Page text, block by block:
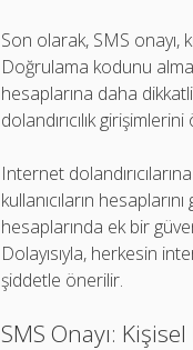
Son olarak, SMS onayı,
Doğrulama kodunu
hesaplarına daha
dolandırıcılık
Internet
kullanıcıların
hesaplarında ek bir
Dolayısıyla, herkesin
şiddetle önerilir.
SMS Onayı: